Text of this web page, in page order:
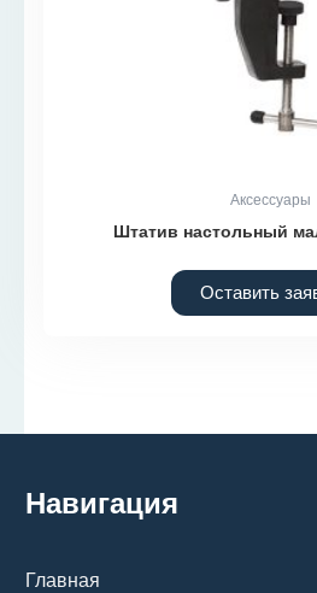
Аксессуары
Штатив настольный
Оставить
Навигация
Главная